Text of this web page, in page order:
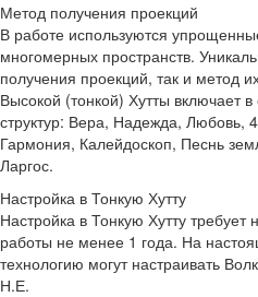
Метод получения проекций
В работе используются
многомерных пространств.
получения проекций, так и метод
Высокой (тонкой) Хутты включает
структур: Вера, Надежда, Любовь,
Гармония, Калейдоскоп, Песнь
Ларгос.
Настройка в Тонкую Хутту
Настройка в Тонкую Хутту требует
работы не менее 1 года. На
технологию могут настраивать
Н.Е.